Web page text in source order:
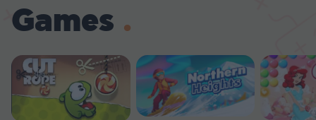
Games